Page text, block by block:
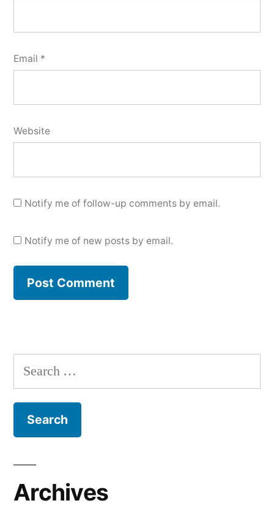
Email *
Website
Notify me of follow-up comments by email.
Notify me of new posts by email.
Search
for:
Archives